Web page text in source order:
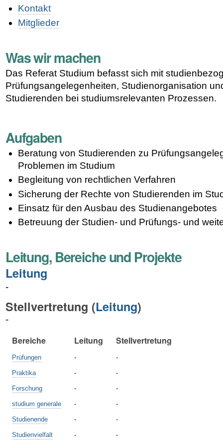
Kontakt
Mitglieder
Was wir machen
Das Referat Studium befasst sich mit
Prüfungsangelegenheiten, Studienorganisation
Studierenden bei studiumsrelevanten Prozessen.
Aufgaben
Beratung von Studierenden zu
Problemen im Studium
Begleitung von rechtlichen Verfahren
Sicherung der Rechte von Studierenden im
Einsatz für den Ausbau des Studienangebotes
Betreuung der Studien- und Prüfungs- und
Leitung, Bereiche und Projekte
Leitung
-
Stellvertretung (Leitung)
-
Bereiche Leitung Stellvertretung
Prüfungen - -
Praktika - -
Forschung - -
studium generale - -
Studienende - -
Studienvielfalt - -